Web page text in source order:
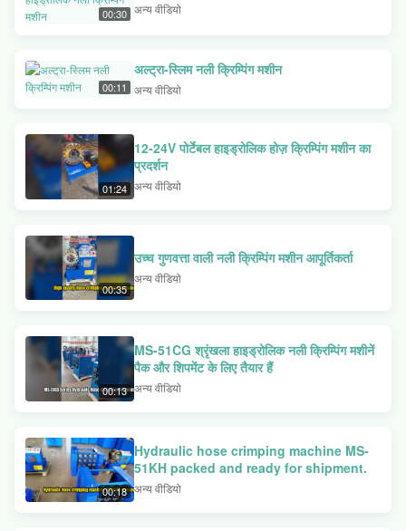
00:30 अन्य वीडियो
00:11
अल्ट्रा-स्लिम नली क्रिम्पिंग मशीन
अन्य वीडियो
01:24
12-24V पोर्टेबल हाइड्रोलिक होज़ क्रिम्पिंग मशीन का
प्रदर्शन
अन्य वीडियो
00:35
उच्च गुणवत्ता वाली नली क्रिम्पिंग मशीन आपूर्तिकर्ता
अन्य वीडियो
00:13
MS-51CG श्रृंखला हाइड्रोलिक नली क्रिम्पिंग मशीनें
पैक और शिपमेंट के लिए तैयार हैं
अन्य वीडियो
00:18
Hydraulic hose crimping machine MS-
51KH packed and ready for shipment.
अन्य वीडियो